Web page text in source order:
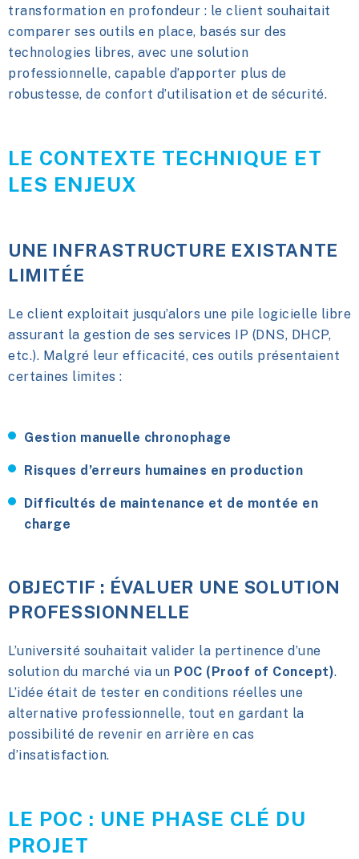
transformation en profondeur : le client souhaitait
comparer ses outils en place, basés sur des
technologies libres, avec une solution
professionnelle, capable d’apporter plus de
robustesse, de confort d’utilisation et de sécurité.
LE CONTEXTE TECHNIQUE ET
LES ENJEUX
UNE INFRASTRUCTURE EXISTANTE
LIMITÉE
Le client exploitait jusqu’alors une pile logicielle libre
assurant la gestion de ses services IP (DNS, DHCP,
etc.). Malgré leur efficacité, ces outils présentaient
certaines limites :
Gestion manuelle chronophage
Risques d’erreurs humaines en production
Difficultés de maintenance et de montée en
charge
OBJECTIF : ÉVALUER UNE SOLUTION
PROFESSIONNELLE
L’université souhaitait valider la pertinence d’une
solution du marché via un POC (Proof of Concept).
L’idée était de tester en conditions réelles une
alternative professionnelle, tout en gardant la
possibilité de revenir en arrière en cas
d’insatisfaction.
LE POC : UNE PHASE CLÉ DU
PROJET